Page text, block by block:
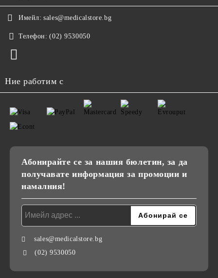
Имейл: sales@medicalstore.bg
Телефон: (02) 9530050
Ние работим с
Абонирайте се за нашия бюлетин, за да
получавате информация за промоции и
намалния!
sales@medicalstore.bg
(02) 9530050